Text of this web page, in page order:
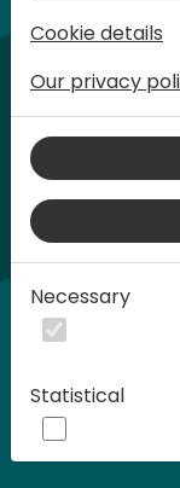
Play
Cookie details
Our privacy
Necessary
Statistical